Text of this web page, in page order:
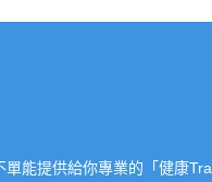
單能提供給你專業的「健康